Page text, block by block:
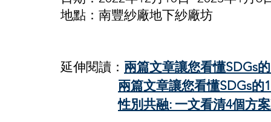
地點：南豐紗廠地下紗廠坊
延伸閱讀： 兩篇文章讓您看懂SDGs
兩篇文章讓您看懂SDGs的
性別共融: 一文看清4個方